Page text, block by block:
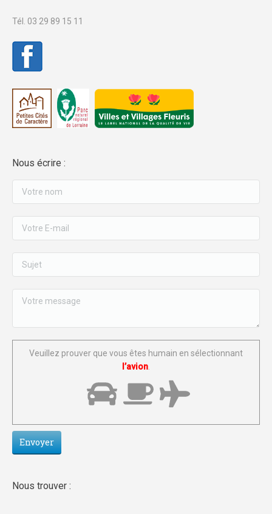
Tél. 03 29 89 15 11
Nous écrire :
Veuillez prouver que vous êtes humain en sélectionnant
l’avion
Nous trouver :